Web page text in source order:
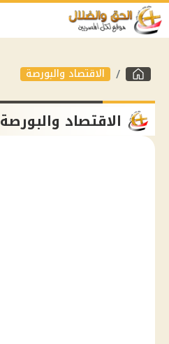
الاقتصاد والبورصة
الاقتصاد والبورصة